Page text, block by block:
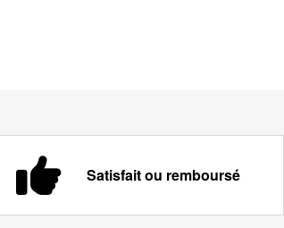
Satisfait ou remboursé